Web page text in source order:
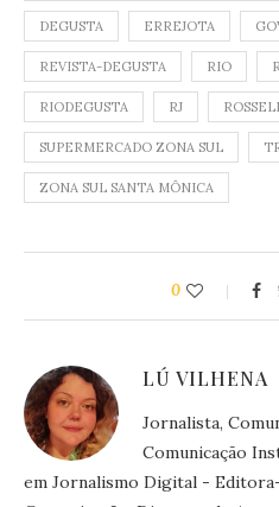
DEGUSTA ERREJOTA
REVISTA-DEGUSTA RIO
RIODEGUSTA RJ
SUPERMERCADO ZONA SUL
ZONA SUL SANTA MÔNICA
0
LÚ VILHENA
Jornalista,
Comunicação
em Jornalismo Digital -